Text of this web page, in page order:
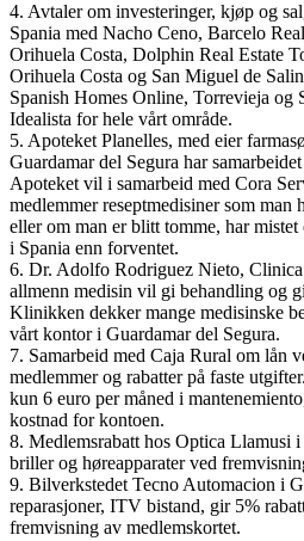
4. Avtaler om investeringer, kjøp og
Spania med Nacho Ceno, Barcelo
Orihuela Costa, Dolphin Real Estate
Orihuela Costa og San Miguel de
Spanish Homes Online, Torrevieja og
Idealista for hele vårt område.
5. Apoteket Planelles, med eier
Guardamar del Segura har
Apoteket vil i samarbeid med Cora
medlemmer reseptmedisiner som man
eller om man er blitt tomme, har
i Spania enn forventet.
6. Dr. Adolfo Rodriguez Nieto, Clinica
allmenn medisin vil gi behandling og
Klinikken dekker mange medisinske
vårt kontor i Guardamar del Segura.
7. Samarbeid med Caja Rural om lån
medlemmer og rabatter på faste
kun 6 euro per måned i
kostnad for kontoen.
8. Medlemsrabatt hos Optica Llamusi
briller og høreapparater ved
9. Bilverkstedet Tecno Automacion i
reparasjoner, ITV bistand, gir 5%
fremvisning av medlemskortet.